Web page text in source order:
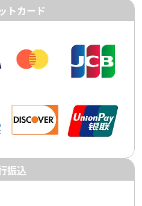
トカード
振込